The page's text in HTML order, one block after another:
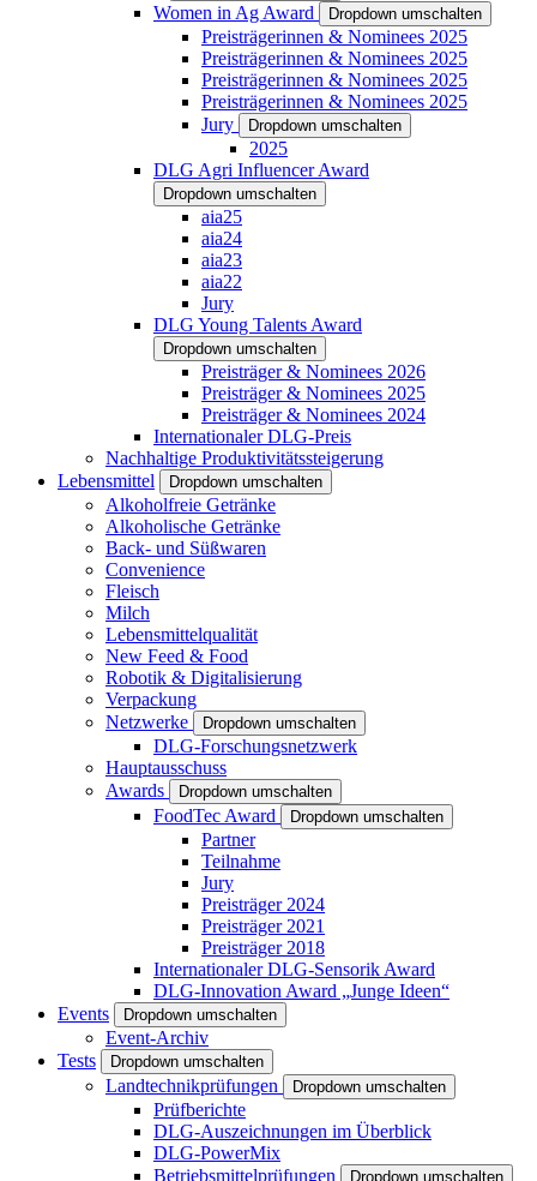
Women in Ag Award Dropdown umschalten
Preisträgerinnen & Nominees 2025
Preisträgerinnen & Nominees 2025
Preisträgerinnen & Nominees 2025
Preisträgerinnen & Nominees 2025
Jury
Dropdown umschalten
2025
DLG Agri Influencer Award
Dropdown umschalten
aia25
aia24
aia23
aia22
Jury
DLG Young Talents Award
Dropdown umschalten
Preisträger & Nominees 2026
Preisträger & Nominees 2025
Preisträger & Nominees 2024
Internationaler DLG-Preis
Nachhaltige Produktivitätssteigerung
Lebensmittel
Dropdown umschalten
Alkoholfreie Getränke
Alkoholische Getränke
Back- und Süßwaren
Convenience
Fleisch
Milch
Lebensmittelqualität
New Feed & Food
Robotik & Digitalisierung
Verpackung
Netzwerke
Dropdown umschalten
DLG-Forschungsnetzwerk
Hauptausschuss
Awards
Dropdown umschalten
FoodTec Award Dropdown umschalten
Partner
Teilnahme
Jury
Preisträger 2024
Preisträger 2021
Preisträger 2018
Internationaler DLG-Sensorik Award
DLG-Innovation Award „Junge Ideen“
Events
Dropdown umschalten
Event-Archiv
Tests
Dropdown umschalten
Landtechnikprüfungen Dropdown umschalten
Prüfberichte
DLG-Auszeichnungen im Überblick
DLG-PowerMix
Betriebsmittelprüfungen
Dropdown umschalten